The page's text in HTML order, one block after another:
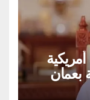
بعمان